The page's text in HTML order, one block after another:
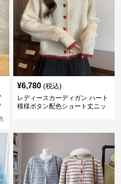
¥6,780 (税込)
レディースカーディガン ハート
模様ボタン配色ショート丈ニッ